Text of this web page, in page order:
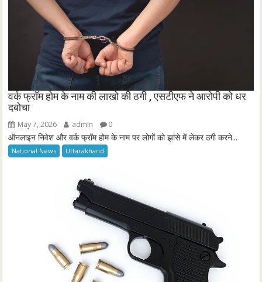
वर्क फ्रॉम होम के नाम की लाखो की ठगी , एसटीएफ ने आरोपी को धर
दबोचा
May 7, 2026 admin 0
ऑनलाइन निवेश और वर्क फ्रॉम होम के नाम पर लोगों को झांसे में लेकर ठगी करने...
National News Uttarakhand